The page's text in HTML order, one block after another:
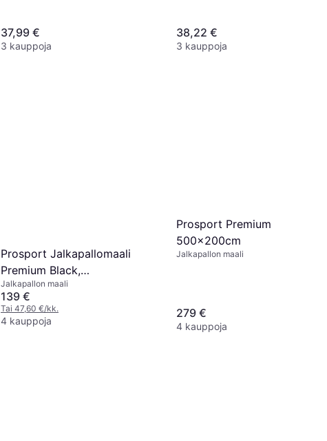
37,99 €
3 kauppoja
38,22 €
3 kauppoja
Prosport Jalkapallomaali
Premium Black,
220x170x80cm
Jalkapallon maali
139 €
Tai 47,60 €/kk.
4 kauppoja
Prosport Premium
500x200cm
Jalkapallon maali
279 €
4 kauppoja